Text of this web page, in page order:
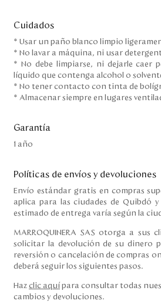
Cuidados
* Usar un paño blanco limpio
* No lavar a máquina, ni usar
* No debe limpiarse, ni dejarle caer
líquido que contenga alcohol o
* No tener contacto con tinta de
* Almacenar siempre en lugares
Garantía
1 año
Políticas de envíos y devoluciones
Envío estándar gratis en compras
aplica para las ciudades de Quibdó
estimado de entrega varía según la
MARROQUINERA SAS otorga a sus
solicitar la devolución de su dinero
reversión o cancelación de compras
deberá seguir los siguientes pasos.
Haz clic aquí para consultar todas
cambios y devoluciones.